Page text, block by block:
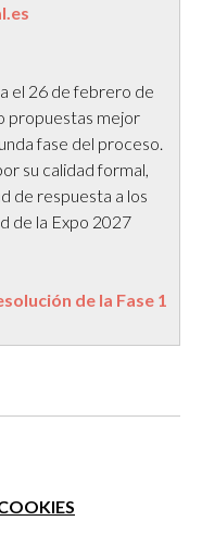
el 26 de febrero de
propuestas mejor
fase del proceso.
su calidad formal,
de respuesta a los
de la Expo 2027
de la Fase 1